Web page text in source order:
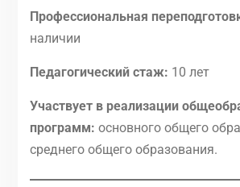
Профессиональная
наличии
Педагогический стаж: 10 лет
Участвует в реализации
программ: основного общего
среднего общего образования.